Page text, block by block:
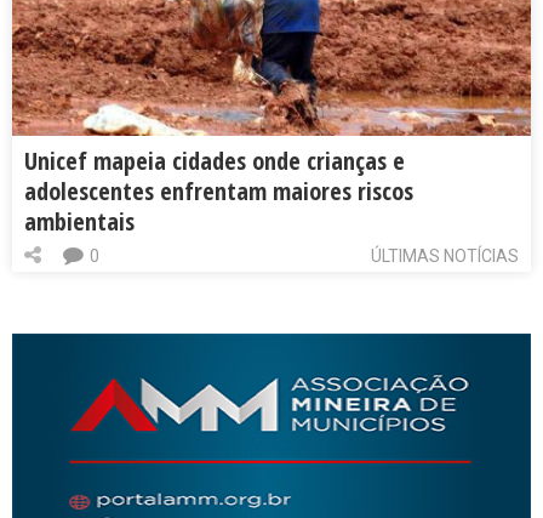
Unicef mapeia cidades onde crianças e
adolescentes enfrentam maiores riscos
ambientais
ÚLTIMAS NOTÍCIAS
0